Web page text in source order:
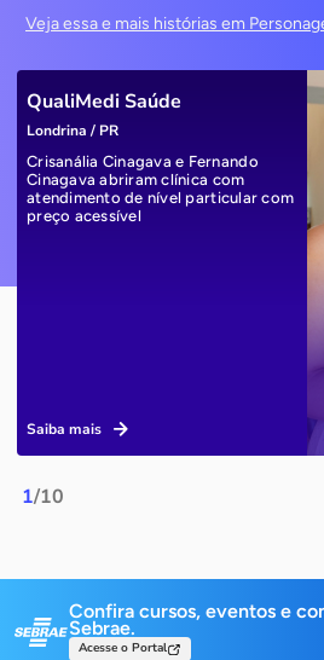
Veja essa e mais histórias em
1/10
QualiMedi Saúde
Londrina / PR
Crisanália Cinagava e Fernando
Cinagava abriram clínica com
atendimento de nível particular com
preço acessível
Saiba mais
Confira cursos, eventos e
Sebrae.
Acesse o Portal